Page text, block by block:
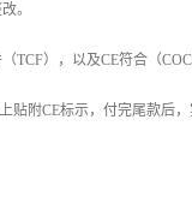
。
TCF），以及CE符合（COC
贴附CE标示，付完尾款后